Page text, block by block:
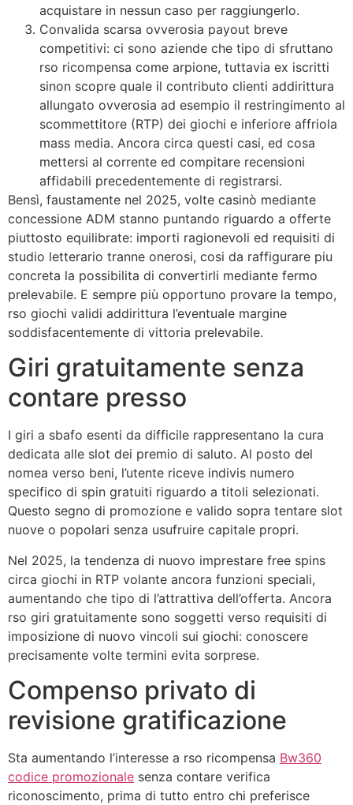
acquistare in nessun caso per raggiungerlo.
Convalida scarsa ovverosia payout breve
competitivi: ci sono aziende che tipo di sfruttano
rso ricompensa come arpione, tuttavia ex iscritti
sinon scopre quale il contributo clienti addirittura
allungato ovverosia ad esempio il restringimento al
scommettitore (RTP) dei giochi e inferiore affriola
mass media. Ancora circa questi casi, ed cosa
mettersi al corrente ed compitare recensioni
affidabili precedentemente di registrarsi.
Bensì, faustamente nel 2025, volte casinò mediante
concessione ADM stanno puntando riguardo a offerte
piuttosto equilibrate: importi ragionevoli ed requisiti di
studio letterario tranne onerosi, cosi da raffigurare piu
concreta la possibilita di convertirli mediante fermo
prelevabile. E sempre più opportuno provare la tempo,
rso giochi validi addirittura l’eventuale margine
soddisfacentemente di vittoria prelevabile.
Giri gratuitamente senza
contare presso
I giri a sbafo esenti da difficile rappresentano la cura
dedicata alle slot dei premio di saluto. Al posto del
nomea verso beni, l’utente riceve indivis numero
specifico di spin gratuiti riguardo a titoli selezionati.
Questo segno di promozione e valido sopra tentare slot
nuove o popolari senza usufruire capitale propri.
Nel 2025, la tendenza di nuovo imprestare free spins
circa giochi in RTP volante ancora funzioni speciali,
aumentando che tipo di l’attrattiva dell’offerta. Ancora
rso giri gratuitamente sono soggetti verso requisiti di
imposizione di nuovo vincoli sui giochi: conoscere
precisamente volte termini evita sorprese.
Compenso privato di
revisione gratificazione
Sta aumentando l’interesse a rso ricompensa Bw360
codice promozionale senza contare verifica
riconoscimento, prima di tutto entro chi preferisce